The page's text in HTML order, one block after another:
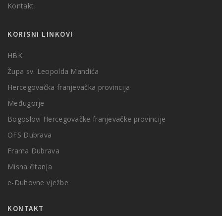
Kontakt
KORISNI LINKOVI
HBK
Župa sv. Leopolda Mandića
Hercegovačka franjevačka provincija
Međugorje
Bogoslovi Hercegovačke franjevačke provincije
OFS Dubrava
Frama Dubrava
Misna čitanja
e-Duhovne vježbe
KONTAKT